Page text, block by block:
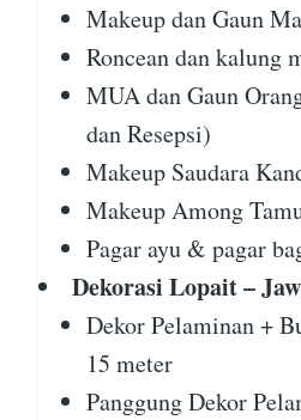
Makeup dan Gaun
Roncean dan kalung
MUA dan Gaun
dan Resepsi)
Makeup Saudara
Makeup Among
Pagar ayu & pagar
Dekorasi Lopait –
Dekor Pelaminan +
15 meter
Panggung Dekor